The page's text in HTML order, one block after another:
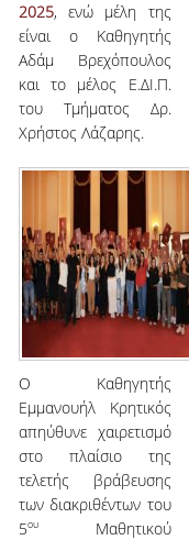
2025, ενώ μέλη της
είναι ο Καθηγητής
Αδάμ Βρεχόπουλος
και το μέλος Ε.ΔΙ.Π.
του Τμήματος Δρ.
Χρήστος Λάζαρης.
Ο Καθηγητής
Εμμανουήλ Κρητικός
απηύθυνε χαιρετισμό
στο πλαίσιο της
τελετής βράβευσης
των διακριθέντων του
5ουΜαθητικού